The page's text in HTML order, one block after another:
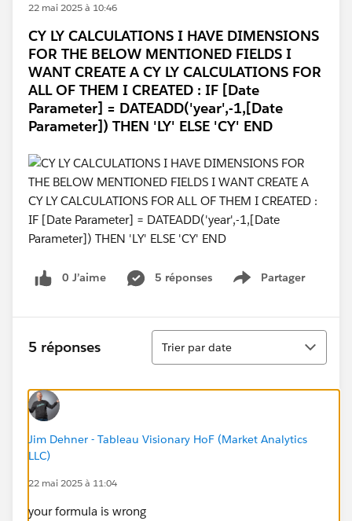
22 mai 2025 à 10:46
CY LY CALCULATIONS I HAVE DIMENSIONS
FOR THE BELOW MENTIONED FIELDS I
WANT CREATE A CY LY CALCULATIONS FOR
ALL OF THEM I CREATED : IF [Date
Parameter] = DATEADD('year',-1,[Date
Parameter]) THEN 'LY' ELSE 'CY' END
0 J’aime 5 réponses Partager
Show menu
5 réponses
Tri
Trier par date
Jim Dehner - Tableau Visionary HoF (Market Analytics
LLC)
22 mai 2025 à 11:04
your formula is wrong